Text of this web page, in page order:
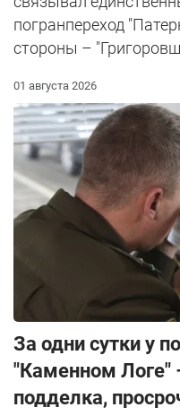
погранпереход
стороны –
01 августа 2026
За одни сутки у
"Каменном Логе"
подделка,